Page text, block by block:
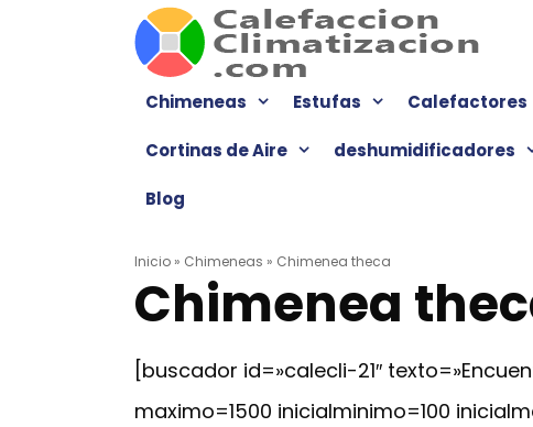
Chimeneas Estufas Calefactores
Cortinas de Aire deshumidificadores
Blog
Inicio » Chimeneas » Chimenea theca
Chimenea
[buscador id=»calecli-21″
maximo=1500 inicialminimo=100